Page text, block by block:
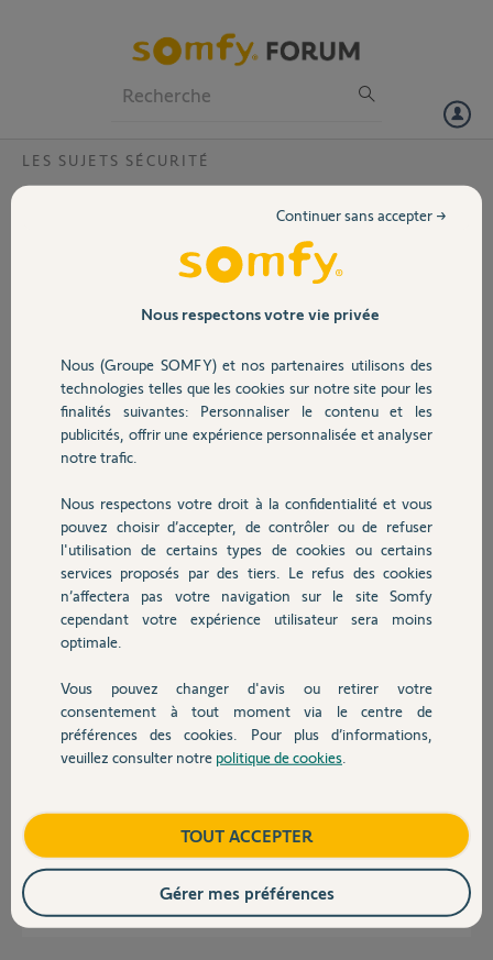
Volet
Sécurité
Domotique
Chauffage
Autres produits
Devis avec un pro
Contact
LES SUJETS SÉCURITÉ
Pose intellitag porte garage
Bonjour,
Je souhaiterais savoir où
positionner idéalement
l'intellitag sur ma porte
de garage qui est une
au milieu un porte sur
charnière.
J'ai également vu que
l'intellitag supportait mal
la présence de cadres métalliques, comment m'assurer si ma porte de
Merci pour votre aide.
Julien C.
il y a environ 5 ans
Participer au fil de discussion
Réponses
Bonjour Julien,
vous avertir que cela n'empêchera pas la perturbation de la portée radio.
il y a environ 5 ans
Nous respectons votre vie privée
Nous (Groupe SOMFY) et nos partenaires utilisons des
technologies telles que les cookies sur notre site pour les
finalités suivantes: Personnaliser le contenu et les
publicités, offrir une expérience personnalisée et analyser
notre trafic.
Nous respectons votre droit à la confidentialité et vous
pouvez choisir d’accepter, de contrôler ou de refuser
l'utilisation de certains types de cookies ou certains
services proposés par des tiers. Le refus des cookies
n’affectera pas votre navigation sur le site Somfy
cependant votre expérience utilisateur sera moins
optimale.
Vous pouvez changer d'avis ou retirer votre
consentement à tout moment via le centre de
préférences des cookies. Pour plus d’informations,
veuillez consulter notre politique de cookies
Continuer sans accepter →
TOUT ACCEPTER
Gérer mes préférences